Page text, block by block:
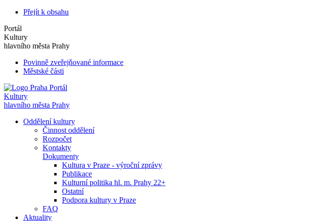
Přejít k obsahu
Portál
Kultury
hlavního města Prahy
Povinně zveřejňované informace
Městské části
Portál
Kultury
hlavního města Prahy
Oddělení kultury
Činnost oddělení
Rozpočet
Kontakty
Dokumenty
Kultura v Praze - výroční zprávy
Publikace
Kulturní politika hl. m. Prahy 22+
Ostatní
Podpora kultury v Praze
FAQ
Aktuality